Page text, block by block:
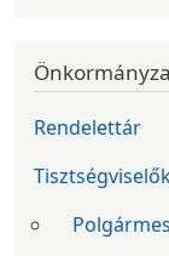
Rendelettár